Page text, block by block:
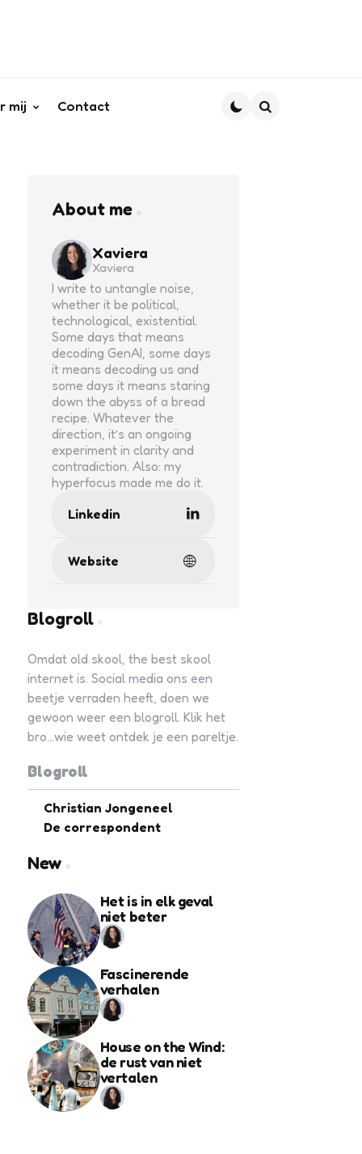
mij Contact
About me
Xaviera
Xaviera
I write to untangle noise,
whether it be political,
technological, existential.
Some days that means
decoding GenAI, some days
it means decoding us and
some days it means staring
down the abyss of a bread
recipe. Whatever the
direction, it’s an ongoing
experiment in clarity and
contradiction. Also: my
hyperfocus made me do it.
Linkedin
Website
Blogroll
Omdat old skool, the best skool
internet is. Social media ons een
beetje verraden heeft, doen we
gewoon weer een blogroll. Klik het
bro...wie weet ontdek je een pareltje.
Blogroll
Christian Jongeneel
De correspondent
New
Het is in elk geval
niet beter
Fascinerende
verhalen
House on the Wind:
de rust van niet
vertalen